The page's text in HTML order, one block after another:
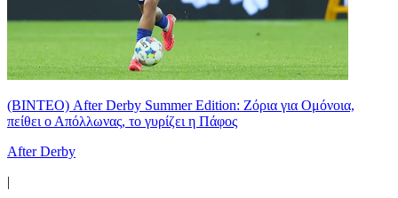
(ΒΙΝΤΕΟ) After Derby Summer Edition: Ζόρια για Ομόνοια,
πείθει ο Απόλλωνας, το γυρίζει η Πάφος
After Derby
|